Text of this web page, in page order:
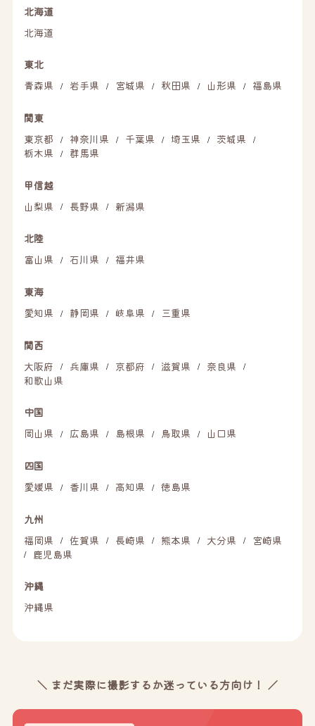
北海道
北海道
東北
青森県
/ 岩手県 / 宮城県 / 秋田県 / 山形県 / 福島県
関東
東京都
/ 神奈川県 / 千葉県 / 埼玉県 / 茨城県 /
栃木県 / 群馬県
甲信越
山梨県
/ 長野県 / 新潟県
北陸
富山県
/ 石川県 / 福井県
東海
愛知県
/ 静岡県 / 岐阜県 / 三重県
関西
大阪府
/ 兵庫県 / 京都府 / 滋賀県 / 奈良県 /
和歌山県
中国
岡山県
/ 広島県 / 島根県 / 鳥取県 / 山口県
四国
愛媛県
/ 香川県 / 高知県 / 徳島県
九州
福岡県
/ 佐賀県 / 長崎県 / 熊本県 / 大分県 / 宮崎県
/ 鹿児島県
沖縄
沖縄県
＼ まだ実際に撮影するか迷っている方向け！ ／